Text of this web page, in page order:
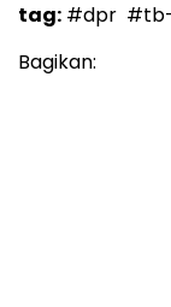
tag: #dpr
Bagikan: